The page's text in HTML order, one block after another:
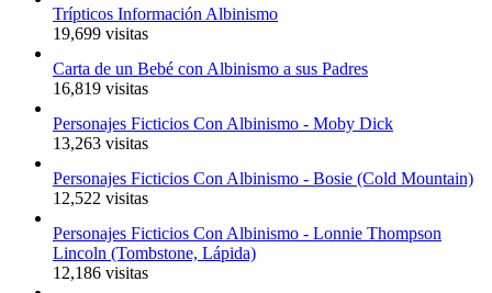
Trípticos Información Albinismo
19,699 visitas
Carta de un Bebé con Albinismo a sus Padres
16,819 visitas
Personajes Ficticios Con Albinismo - Moby Dick
13,263 visitas
Personajes Ficticios Con Albinismo - Bosie (Cold Mountain)
12,522 visitas
Personajes Ficticios Con Albinismo - Lonnie Thompson
Lincoln (Tombstone, Lápida)
12,186 visitas